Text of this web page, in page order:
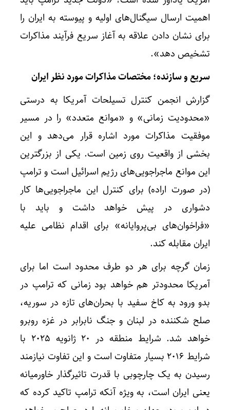
اهمیت ارسال سیگنال‌های اولیه و پیوسته به ایران را
برای نشان دادن علاقه به آغاز سریع فرآیند مذاکرات
تشخیص دهد».
سریع و سازنده؛ مختصات مذاکرات مورد نظر ایران
گزارش انجمن کنترل تسیلحات آمریکا به درستی
«محدودیت زمانی» و «موانع متعدد» را در مسیر
موفقیت مذاکرات مورد اشاره قرار می‌دهد و این
بخشی از واقعیت روی زمین است. یکی از بزرگترین
این موانع ماجراجویی‌های رژیم اسرائیل است و ترامپ
(در صورت اراده) برای کنترل این ماجراجویی‌ها کار
دشواری در پیش خواهد داشت و باید با
«فراخوان‌های بی‌پروایانه» برای اقدام نظامی علیه
ایران مقابله کند.
زمان گرچه برای هر دو طرف محدود است اما برای
آمریکا محدودتر هم خواهد بود زمانی که ترامپ در
بدو ورود به کاخ سفید با بحران‌های تازه در سوریه،
صلح شکننده در لبنان و جنگ نابرابر در غزه روبرو
خواهد شد. شرایط منطقه در ۲۰ ژانویه ۲۰۲۵ با
شرایط ۲۰۱۶ بسیار متفاوت است و این تفاوت نیازمند
رسیدن به یک چارچوبی با قدرت تاثیرگذار خاورمیانه
یعنی ایران است، به ویژه آنکه ترامپ تاکید کرده که